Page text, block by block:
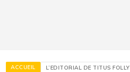
ACCUEIL L’EDITORIAL DE TITUS FOLLY